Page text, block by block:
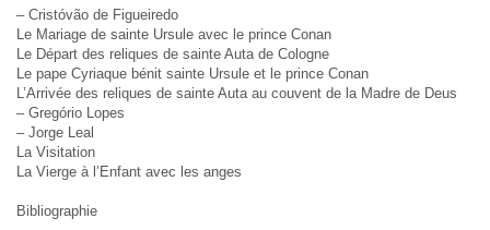
– Cristóvão de Figueiredo
Le Mariage de sainte Ursule avec le prince Conan
Le Départ des reliques de sainte Auta de Cologne
Le pape Cyriaque bénit sainte Ursule et le prince Conan
L’Arrivée des reliques de sainte Auta au couvent de la Madre de Deus
– Gregório Lopes
– Jorge Leal
La Visitation
La Vierge à l’Enfant avec les anges
Bibliographie